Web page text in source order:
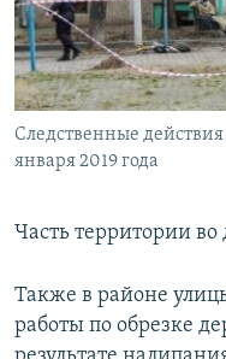
Следственные
января 2019 года
Часть территории
Также в районе
работы по обрезке